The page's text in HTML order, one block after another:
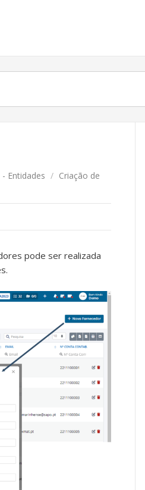
Entidades / Criação de
pode ser realizada